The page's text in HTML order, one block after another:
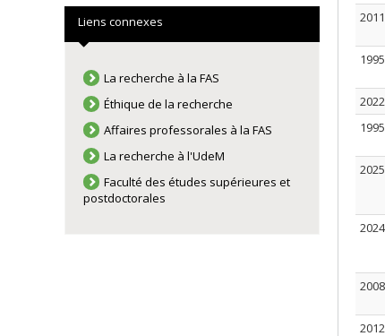
2011
1995
2022
1995
2025
2024
2008
2012
Liens connexes
La recherche à la FAS
Éthique de la recherche
Affaires professorales à la FAS
La recherche à l'UdeM
Faculté des études supérieures et
postdoctorales